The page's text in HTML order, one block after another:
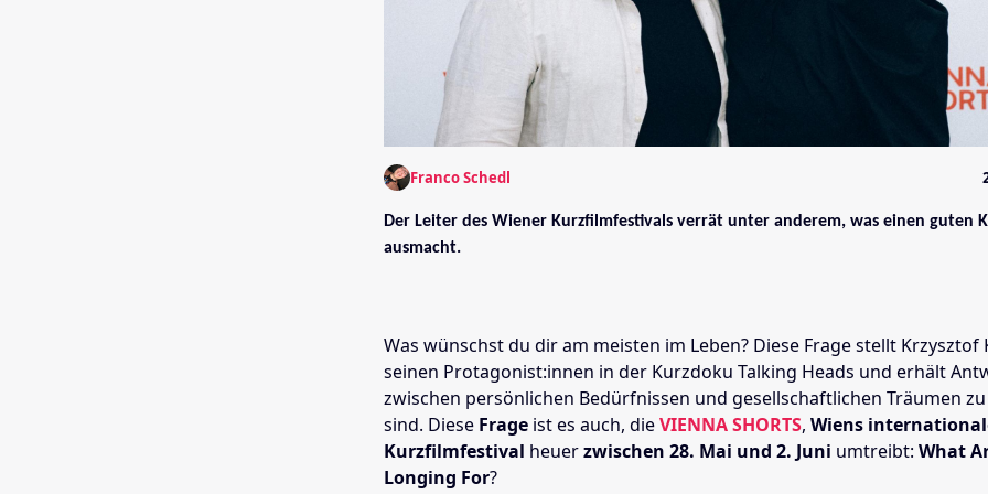
Franco Schedl
Der Leiter des Wiener Kurzfilmfestivals verrät unter anderem, was einen guten
ausmacht.
Was wünschst du dir am meisten im Leben? Diese Frage stellt Krzysztof
seinen Protagonist:innen in der Kurzdoku Talking Heads und erhält
zwischen persönlichen Bedürfnissen und gesellschaftlichen Träumen
sind. Diese Frage ist es auch, dieVIENNA SHORTS, Wiens
Kurzfilmfestival heuerzwischen 28. Mai und 2. Juni umtreibt: What
Longing For?